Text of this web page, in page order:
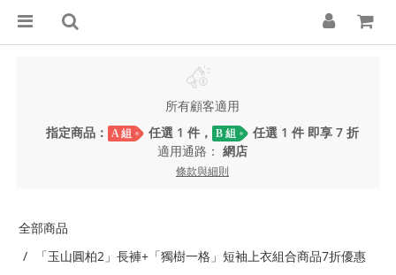
所有顧客適用
指定商品：
A 組 任選 1 件， B 組
任選 1 件 即享 7 折
適用通路： 網店
條款與細則
全部商品
「玉山圓柏2」長褲+「獨樹一格」短袖上衣組合商品7折優惠